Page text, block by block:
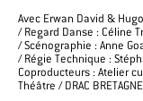
Avec Erwan David &
/ Regard Danse : Céline
/Scénographie : Anne
/ Régie Technique :
Coproducteurs : Atelier
Théâtre / DRAC BRETAGNE